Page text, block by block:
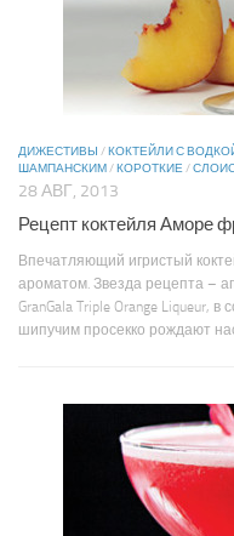
ДИЖЕСТИВЫ /КОКТЕЙЛИ С
ШАМПАНСКИМ/КОРОТКИЕ/
28 АВГ, 2013
Рецепт коктейля Аморе
Впечатляющий игристый
ароматом. Звезда рецепта –
GranGala Triple Orange Liqueur,
шипучим просекко рождают